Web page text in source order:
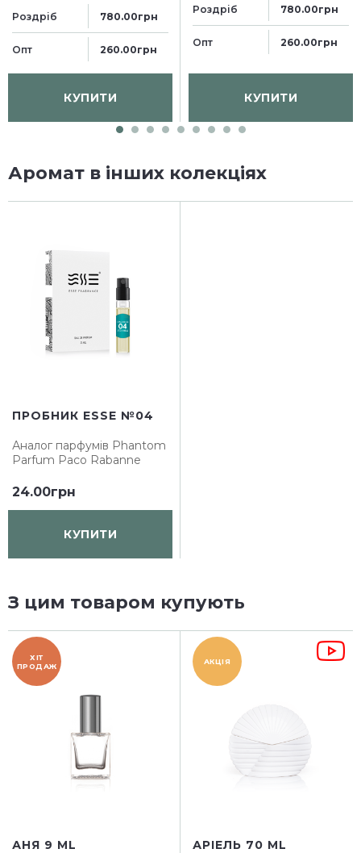
Роздріб 780.00грн
Опт 260.00грн
КУПИТИ
Роздріб 780.00грн
Опт 260.00грн
КУПИТИ
Аромат в інших колекціях
ПРОБНИК ESSE №04
Аналог парфумів Phantom
Parfum Paco Rabanne
24.00грн
КУПИТИ
З цим товаром купують
ХІТ
ПРОДАЖ
АНЯ 9 ML
АКЦІЯ
АРІЕЛЬ 70 ML